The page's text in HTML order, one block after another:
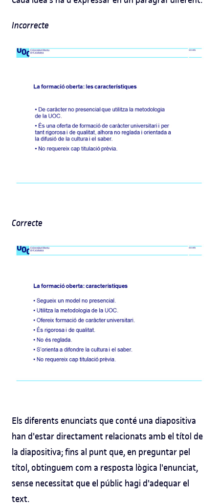
Incorrecte
Correcte
Els diferents enunciats que conté una diapositiva
han d'estar directament relacionats amb el títol de
la diapositiva; fins al punt que, en preguntar pel
títol, obtinguem com a resposta lògica l'enunciat,
sense necessitat que el públic hagi d'adequar el
text.